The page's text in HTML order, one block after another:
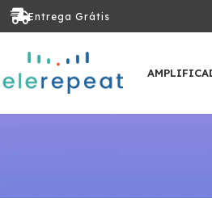
Entrega Grátis